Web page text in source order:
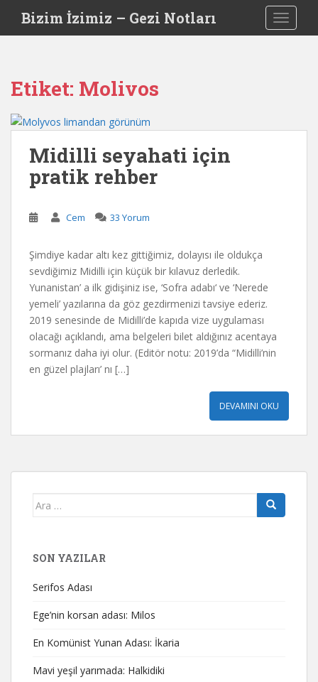
i
Bizim İzimiz – Gezi Notları
Etiket: Molivos
Midilli seyahati için
pratik rehber
Cem 33 Yorum
Şimdiye kadar altı kez gittiğimiz, dolayısı ile oldukça
sevdiğimiz Midilli için küçük bir kılavuz derledik.
Yunanistan’ a ilk gidişiniz ise, ‘Sofra adabı‘ ve ‘Nerede
yemeli’ yazılarına da göz gezdirmenizi tavsiye ederiz.
2019 senesinde de Midilli’de kapıda vize uygulaması
olacağı açıklandı, ama belgeleri bilet aldığınız acentaya
sormanız daha iyi olur. (Editör notu: 2019’da “Midilli’nin
en güzel plajları’ nı […]
DEVAMINI OKU
Arama
SON YAZILAR
Serifos Adası
Ege’nin korsan adası: Milos
En Komünist Yunan Adası: İkaria
Mavi yeşil yarımada: Halkidiki